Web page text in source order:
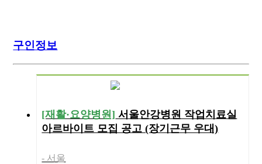
구인정보
[재활·요양병원] 서울안강병원 작업치료실
아르바이트 모집 공고 (장기근무 우대)
- 서울